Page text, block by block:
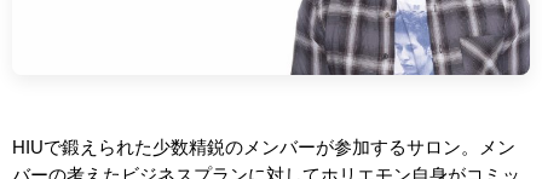
HIUで鍛えられた少数精鋭のメンバーが参加するサロン。メン